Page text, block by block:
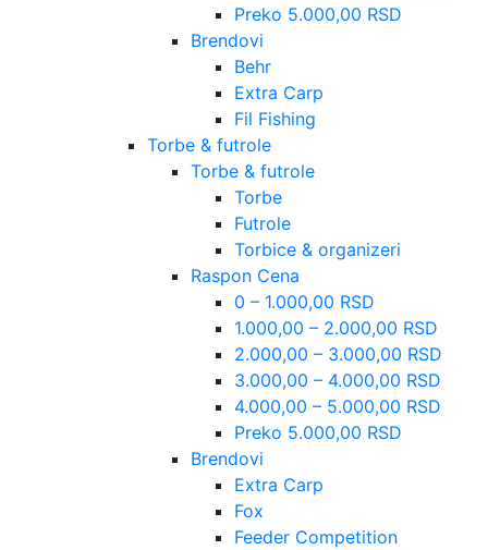
Preko 5.000,00 RSD
Brendovi
Behr
Extra Carp
Fil Fishing
Torbe & futrole
Torbe & futrole
Torbe
Futrole
Torbice & organizeri
Raspon Cena
0 – 1.000,00 RSD
1.000,00 – 2.000,00 RSD
2.000,00 – 3.000,00 RSD
3.000,00 – 4.000,00 RSD
4.000,00 – 5.000,00 RSD
Preko 5.000,00 RSD
Brendovi
Extra Carp
Fox
Feeder Competition